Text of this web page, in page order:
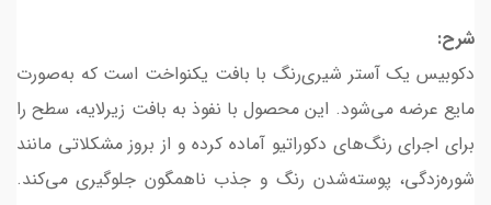
شرح:
دکوبیس یک آستر شیری‌رنگ با بافت یکنواخت است که به‌صورت
مایع عرضه می‌شود. این محصول با نفوذ به بافت زیرلایه، سطح را
برای اجرای رنگ‌های دکوراتیو آماده کرده و از بروز مشکلاتی مانند
شوره‌زدگی، پوسته‌شدن رنگ و جذب ناهمگون جلوگیری می‌کند.